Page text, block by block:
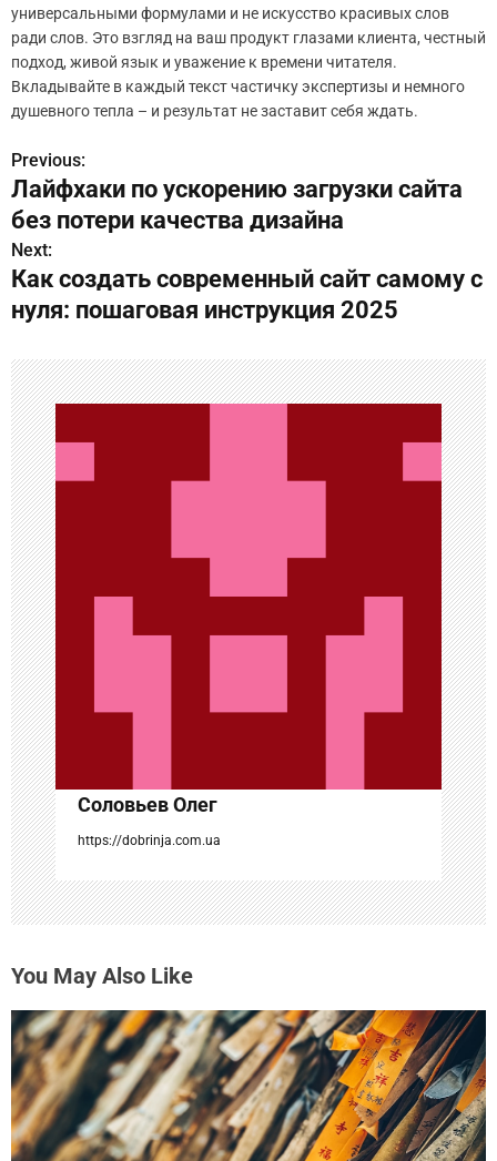
универсальными формулами и не искусство красивых слов
ради слов. Это взгляд на ваш продукт глазами клиента, честный
подход, живой язык и уважение к времени читателя.
Вкладывайте в каждый текст частичку экспертизы и немного
душевного тепла – и результат не заставит себя ждать.
Н
а
в
и
а
ц
и
я
п
о
з
а
п
и
с
я
м
Previous:
Лайфхаки по ускорению загрузки сайта
без потери качества дизайна
Next:
Как создать современный сайт самому с
нуля: пошаговая инструкция 2025
Соловьев Олег
https://dobrinja.com.ua
You May Also Like